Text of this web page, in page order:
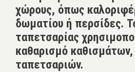
χώρους, όπως
δωματίου ή περσίδες.
ταπετσαρίας
καθαρισμό
ταπετσαριών.